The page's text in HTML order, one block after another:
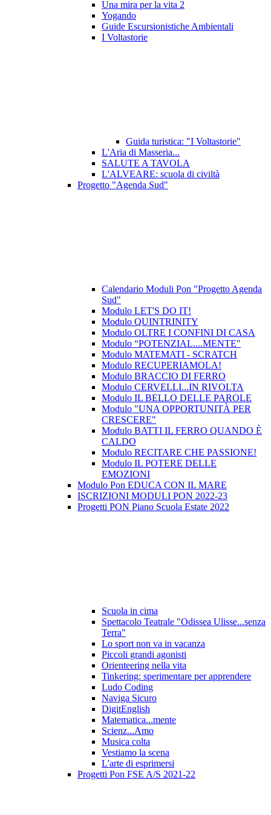
Una mira per la vita 2
Yogando
Guide Escursionistiche Ambientali
I Voltastorie
Guida turistica: "I Voltastorie"
L'Aria di Masseria...
SALUTE A TAVOLA
L'ALVEARE: scuola di civiltà
Progetto "Agenda Sud"
Calendario Moduli Pon "Progetto Agenda
Sud"
Modulo LET'S DO IT!
Modulo QUINTRINITY
Modulo OLTRE I CONFINI DI CASA
Modulo “POTENZIAL....MENTE"
Modulo MATEMATI - SCRATCH
Modulo RECUPERIAMOLA!
Modulo BRACCIO DI FERRO
Modulo CERVELLI...IN RIVOLTA
Modulo IL BELLO DELLE PAROLE
Modulo "UNA OPPORTUNITÀ PER
CRESCERE"
Modulo BATTI IL FERRO QUANDO È
CALDO
Modulo RECITARE CHE PASSIONE!
Modulo IL POTERE DELLE
EMOZIONI
Modulo Pon EDUCA CON IL MARE
ISCRIZIONI MODULI PON 2022-23
Progetti PON Piano Scuola Estate 2022
Scuola in cima
Spettacolo Teatrale "Odissea Ulisse...senza
Terra"
Lo sport non va in vacanza
Piccoli grandi agonisti
Orienteering nella vita
Tinkering: sperimentare per apprendere
Ludo Coding
Naviga Sicuro
DigitEnglish
Matematica...mente
Scienz...Amo
Musica colta
Vestiamo la scena
L'arte di esprimersi
Progetti Pon FSE A/S 2021-22